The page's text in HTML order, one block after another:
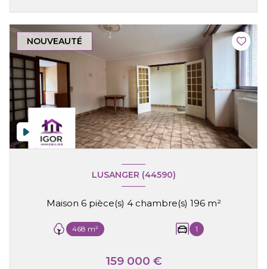
NOUVEAUTÉ
LUSANGER (44590)
Maison 6 pièce(s) 4 chambre(s) 196 m²
468 m² 1
159 000 €